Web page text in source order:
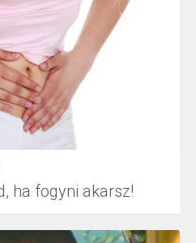
ha fogyni akarsz!